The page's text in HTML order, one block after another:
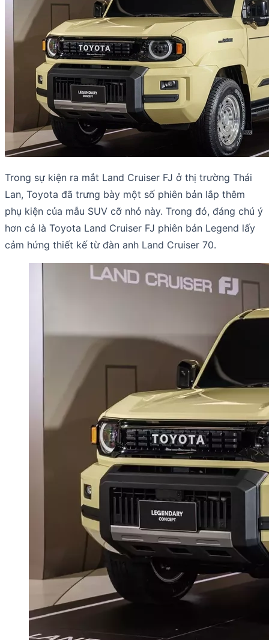
Trong sự kiện ra mắt Land Cruiser FJ ở thị trường Thái
Lan, Toyota đã trưng bày một số phiên bản lắp thêm
phụ kiện của mẫu SUV cỡ nhỏ này. Trong đó, đáng chú ý
hơn cả là Toyota Land Cruiser FJ phiên bản Legend lấy
cảm hứng thiết kế từ đàn anh Land Cruiser 70.